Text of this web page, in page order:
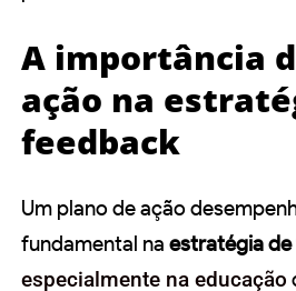
A importância
ação na
feedback
Um plano de ação
fundamental na estratégia
especialmente na educação